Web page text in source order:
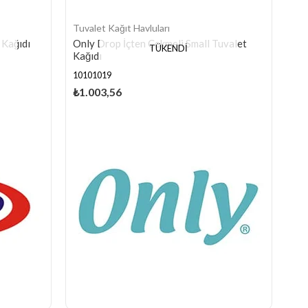
TÜKENDI
Tuvalet Kağıt Havluları
Only Drop İçten Çekmeli Small Tuvalet
Kağıdı
10101019
₺1.003,56